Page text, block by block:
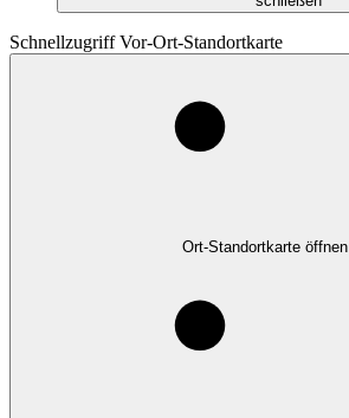
Schnellzugriff Vor-Ort-Standortkarte
Ort-Standortkarte öffnen